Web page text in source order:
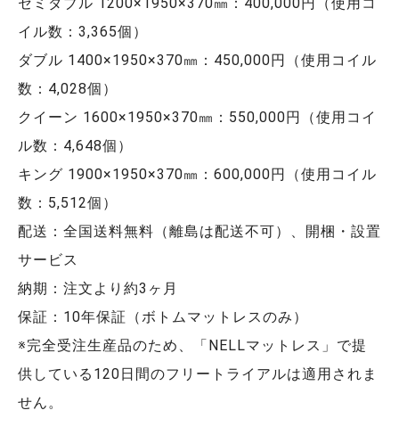
イル数：3,365個）
ダブル 1400×1950×370㎜：450,000円（使用コイル
数：4,028個）
クイーン 1600×1950×370㎜：550,000円（使用コイ
ル数：4,648個）
キング 1900×1950×370㎜：600,000円（使用コイル
数：5,512個）
配送：全国送料無料（離島は配送不可）、開梱・設置
サービス
納期：注文より約3ヶ月
保証：10年保証（ボトムマットレスのみ）
※完全受注生産品のため、「NELLマットレス」で提
供している120日間のフリートライアルは適用されま
せん。